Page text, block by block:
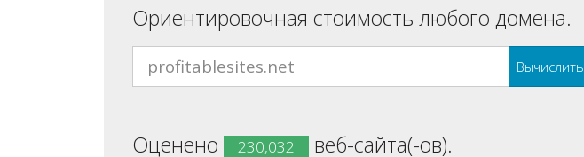
Ориентировочная стоимость любого домена.
Вычислить
Оценено 230,032 веб-сайта(-ов).